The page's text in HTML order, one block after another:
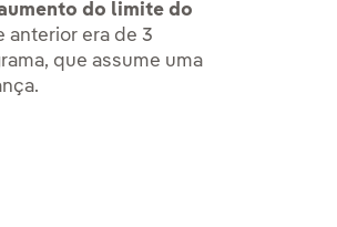
do limite do
anterior era de 3
que assume uma